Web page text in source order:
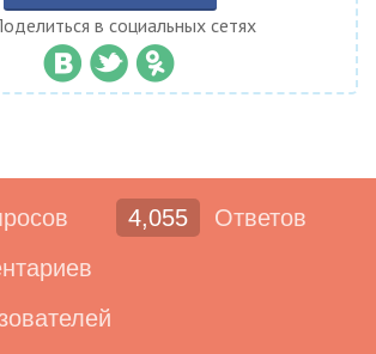
в социальных сетях
4,055
Ответов